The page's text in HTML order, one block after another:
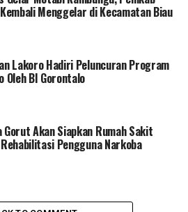
Badan Kesesatan Bangsa
melalui program kegiatan
sosialisasi di sekolah-
di Kesbang itu bisa mendeteksi
dimasyarakat. Nah itu akan kita
dan kita akan
sekolah. Sehingga mereka
aliran atau ajaran-ajaran
Menggelar di Kecamatan Biau
Lakoro Hadiri Peluncuran Program
Oleh BI Gorontalo
Gorut Akan Siapkan Rumah Sakit
Pengguna Narkoba